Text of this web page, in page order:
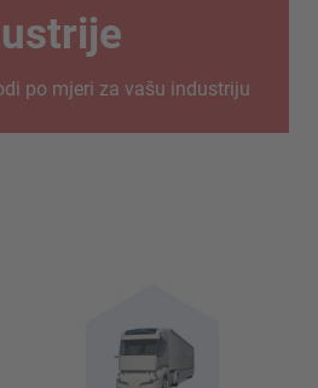
po mjeri za vašu industriju